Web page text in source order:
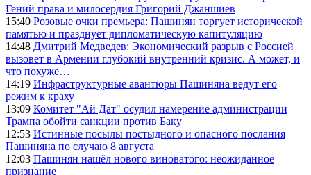
Гений права и милосердия Григорий Джаншиев
15:40 Розовые очки премьера: Пашинян торгует исторической
памятью и празднует дипломатическую капитуляцию
14:48 Дмитрий Медведев: Экономический разрыв с Россией
вызовет в Армении глубокий внутренний кризис. А может, и
что похуже…
14:19 Инфраструктурные авантюры Пашиняна ведут его
режим к краху
13:09 Комитет "Ай Дат" осудил намерение администрации
Трампа обойти санкции против Баку
12:53 Истинные посылы постыдного и опасного послания
Пашиняна по случаю 8 августа
12:03 Пашинян нашёл нового виноватого: неожиданное
признание